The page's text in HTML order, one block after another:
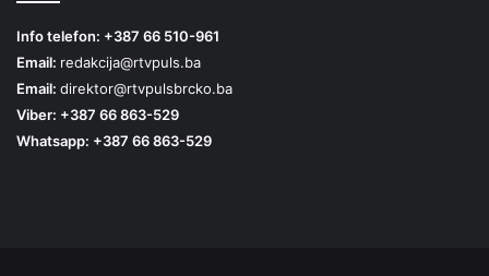
Info telefon: +387 66 510-961
Email: redakcija@rtvpuls.ba
Email: direktor@rtvpulsbrcko.ba
Viber: +387 66 863-529
Whatsapp: +387 66 863-529